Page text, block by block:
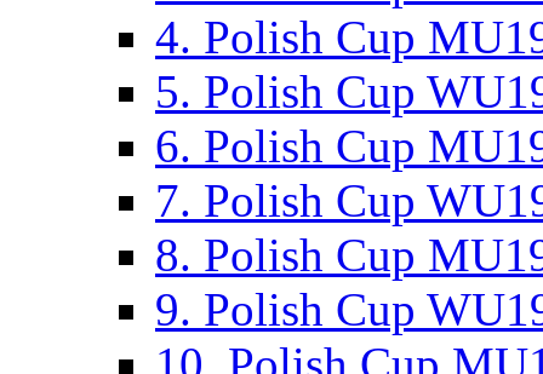
4. Polish Cup
5. Polish Cup
6. Polish Cup
7. Polish Cup
8. Polish Cup
9. Polish Cup
10. Polish Cup